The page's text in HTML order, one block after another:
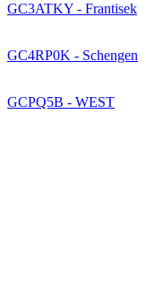
GC3ATKY - Frantisek
GC4RP0K - Schengen
GCPQ5B - WEST